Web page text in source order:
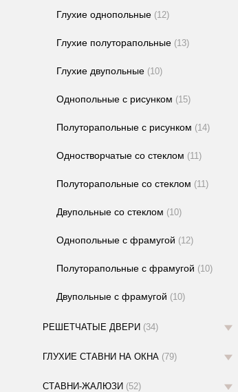
Глухие однопольные (12)
Глухие полуторапольные (13)
Глухие двупольные (10)
Однопольные с рисунком (15)
Полуторапольные с рисунком (14)
Одностворчатые со стеклом (11)
Полуторапольные со стеклом (11)
Двупольные со стеклом (10)
Однопольные с фрамугой (12)
Полуторапольные с фрамугой (10)
Двупольные с фрамугой (10)
РЕШЕТЧАТЫЕ ДВЕРИ (34)
ГЛУХИЕ СТАВНИ НА ОКНА (79)
СТАВНИ-ЖАЛЮЗИ (52)